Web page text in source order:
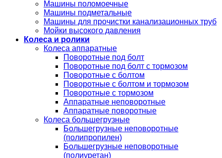
Машины поломоечные
Машины подметальные
Машины для прочистки канализационных труб
Мойки высокого давления
Колеса и ролики
Колеса аппаратные
Поворотные под болт
Поворотные под болт с тормозом
Поворотные с болтом
Поворотные с болтом и тормозом
Поворотные с тормозом
Аппаратные неповоротные
Аппаратные поворотные
Колеса большегрузные
Большегрузные неповоротные
(полипропилен)
Большегрузные неповоротные
(полиуретан)